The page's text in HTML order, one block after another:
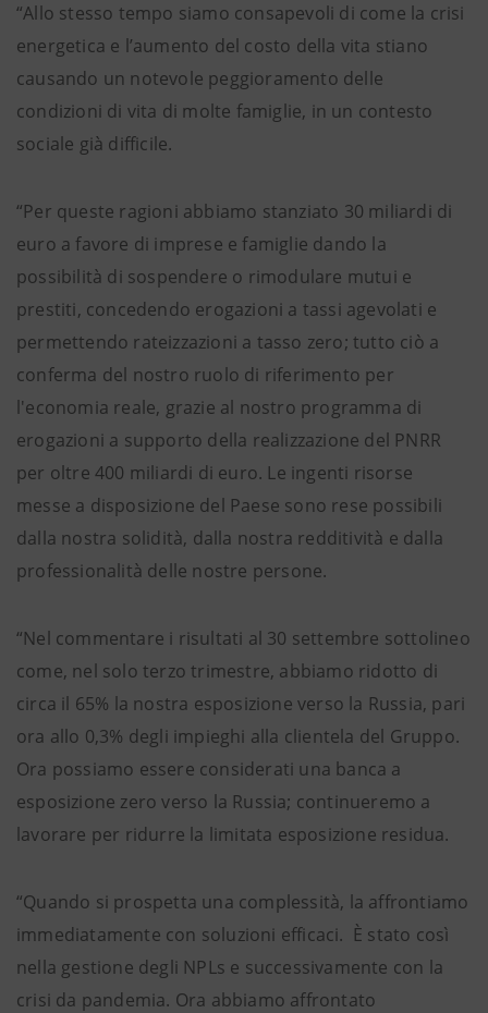
“Allo stesso tempo siamo consapevoli di come la crisi
energetica e l’aumento del costo della vita stiano
causando un notevole peggioramento delle
condizioni di vita di molte famiglie, in un contesto
sociale già difficile.
“Per queste ragioni abbiamo stanziato 30 miliardi di
euro a favore di imprese e famiglie dando la
possibilità di sospendere o rimodulare mutui e
prestiti, concedendo erogazioni a tassi agevolati e
permettendo rateizzazioni a tasso zero; tutto ciò a
conferma del nostro ruolo di riferimento per
l'economia reale, grazie al nostro programma di
erogazioni a supporto della realizzazione del PNRR
per oltre 400 miliardi di euro. Le ingenti risorse
messe a disposizione del Paese sono rese possibili
dalla nostra solidità, dalla nostra redditività e dalla
professionalità delle nostre persone.
“Nel commentare i risultati al 30 settembre sottolineo
come, nel solo terzo trimestre, abbiamo ridotto di
circa il 65% la nostra esposizione verso la Russia, pari
ora allo 0,3% degli impieghi alla clientela del Gruppo.
Ora possiamo essere considerati una banca a
esposizione zero verso la Russia; continueremo a
lavorare per ridurre la limitata esposizione residua.
“Quando si prospetta una complessità, la affrontiamo
immediatamente con soluzioni efficaci. È stato così
nella gestione degli NPLs e successivamente con la
crisi da pandemia. Ora abbiamo affrontato